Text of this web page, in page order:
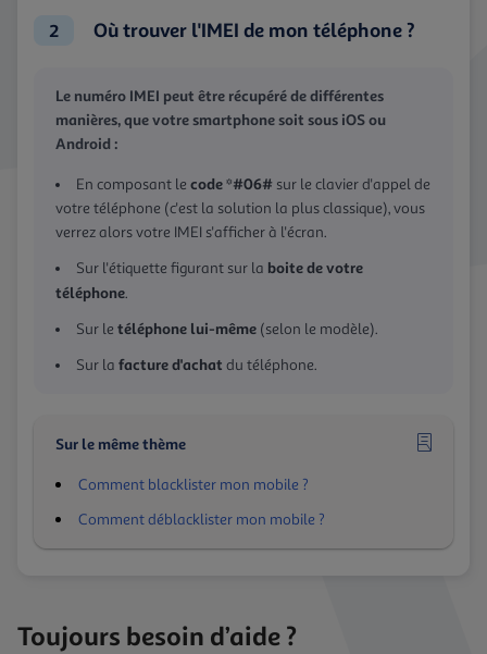
Sur le même thème
Comment blacklister mon mobile ?
Comment déblacklister mon mobile ?
2 Où trouver l'IMEI de mon téléphone ?
Le numéro IMEI peut être récupéré de différentes
manières, que votre smartphone soit sous iOS ou
Android :
En composant le code *#06# sur le clavier d'appel de
votre téléphone (c'est la solution la plus classique), vous
verrez alors votre IMEI s'afficher à l'écran.
Sur l'étiquette figurant sur la boite de votre
téléphone.
Sur le téléphone lui-même (selon le modèle).
Sur la facture d'achat du téléphone.
Toujours besoin d’aide ?